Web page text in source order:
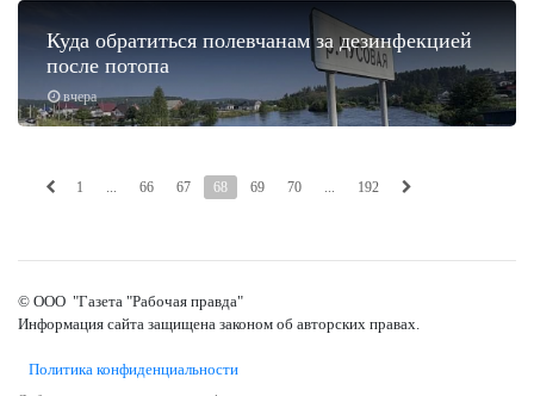
вчера
Куда обратиться полевчанам за дезинфекцией
после потопа
1 ... 66 67 68 69 70 ... 192
© ООО "Газета "Рабочая правда"
Информация сайта защищена законом об авторских правах.
Политика конфиденциальности